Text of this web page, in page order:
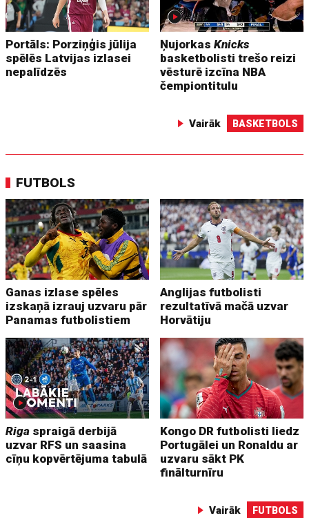
Portāls: Porziņģis jūlija
spēlēs Latvijas izlasei
nepalīdzēs
ŅujorkasKnicks
basketbolisti trešo reizi
vēsturē izcīna NBA
čempiontitulu
Vairāk BASKETBOLS
FUTBOLS
Ganas izlase spēles
izskaņā izrauj uzvaru pār
Panamas futbolistiem
Anglijas futbolisti
rezultatīvā mačā uzvar
Horvātiju
Riga spraigā derbijā
uzvar RFS un saasina
cīņu kopvērtējuma tabulā
Kongo DR futbolisti liedz
Portugālei un Ronaldu ar
uzvaru sākt PK
finālturnīru
Vairāk FUTBOLS